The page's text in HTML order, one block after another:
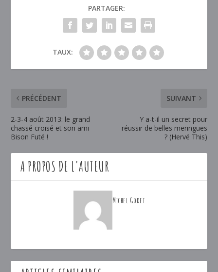
PARTAGER:
TAUX:
PRÉCÉDENT
2-3-4 août 2013: le grand
chassé croisé et son ami
Bison Futé !
SUIVANT
Y a-t-il un secret pour
réussir de belles meringues
? (Hervé This)
A PROPOS DE L'AUTEUR
Michel Godet